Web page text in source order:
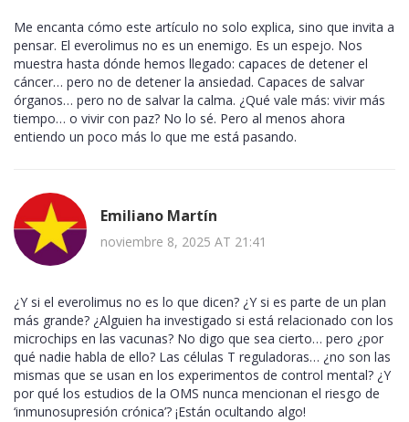
Me encanta cómo este artículo no solo explica, sino que invita a
pensar. El everolimus no es un enemigo. Es un espejo. Nos
muestra hasta dónde hemos llegado: capaces de detener el
cáncer… pero no de detener la ansiedad. Capaces de salvar
órganos… pero no de salvar la calma. ¿Qué vale más: vivir más
tiempo… o vivir con paz? No lo sé. Pero al menos ahora
entiendo un poco más lo que me está pasando.
Emiliano Martín
noviembre 8, 2025 AT 21:41
¿Y si el everolimus no es lo que dicen? ¿Y si es parte de un plan
más grande? ¿Alguien ha investigado si está relacionado con los
microchips en las vacunas? No digo que sea cierto… pero ¿por
qué nadie habla de ello? Las células T reguladoras… ¿no son las
mismas que se usan en los experimentos de control mental? ¿Y
por qué los estudios de la OMS nunca mencionan el riesgo de
‘inmunosupresión crónica’? ¡Están ocultando algo!